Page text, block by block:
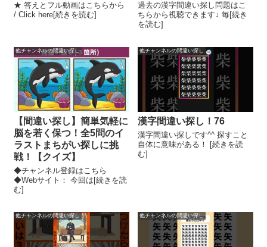
★ 答えとフル動画はこちらから
/ Click here[続きを読む]
過去の漢字間違い探し問題はこ
ちらから視聴できます↓ 毎[続き
を読む]
他チャンネルの間違い探し
【間違い探し】簡単気軽に
脳を若く保つ！全5問のイ
ラストまちがい探しに挑
戦！【クイズ】
◆チャンネル登録はこちら
◆Webサイト： 今回は[続きを読
む]
他チャンネルの間違い探し
漢字間違い探し！76
漢字間違い探しです^^ 探すこと
自体に意味がある！ [続きを読
む]
他チャンネルの間違い探し 他チャンネルの間違い探し